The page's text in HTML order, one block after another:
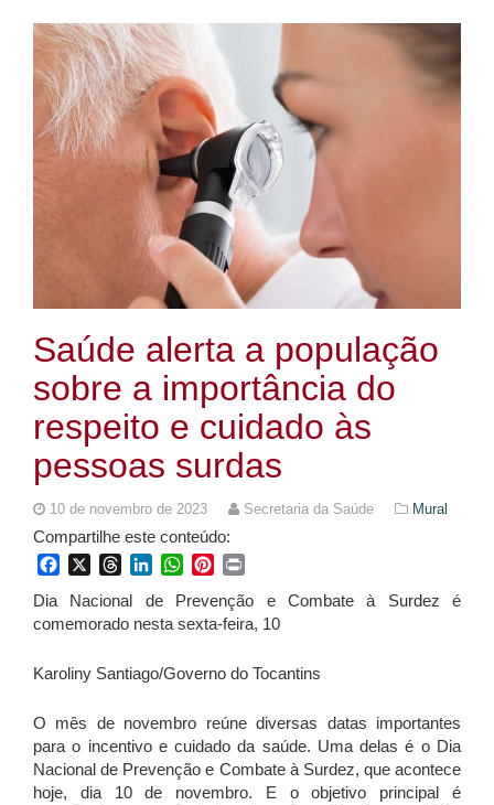
Saúde alerta a população
sobre a importância do
respeito e cuidado às
pessoas surdas
10 de novembro de 2023 Secretaria da Saúde Mural
Compartilhe este conteúdo:
FacebookThreadsLinkedInWhatsApp
Pinterest
Dia Nacional de Prevenção e Combate à Surdez é
comemorado nesta sexta-feira, 10
Karoliny Santiago/Governo do Tocantins
O mês de novembro reúne diversas datas importantes
para o incentivo e cuidado da saúde. Uma delas é o Dia
Nacional de Prevenção e Combate à Surdez, que acontece
hoje, dia 10 de novembro. E o objetivo principal é